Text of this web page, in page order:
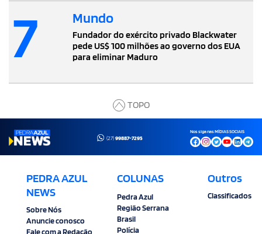
7 Mundo
Fundador do exército privado Blackwater
pede US$ 100 milhões ao governo dos EUA
para eliminar Maduro
TOPO
(27)99887-7295
Nos siga nas MÍDIAS SOCIAIS
PEDRA AZUL
NEWS
Sobre Nós
Anuncie conosco
Fale com a Redação
COLUNAS
Pedra Azul
Região Serrana
Brasil
Polícia
Outros
Classificados